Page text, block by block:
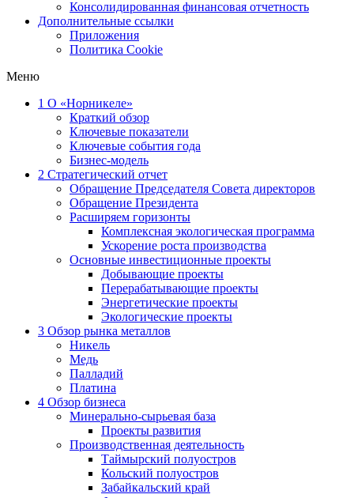
Консолидированная финансовая отчетность
Дополнительные ссылки
Приложения
Политика Cookie
Меню
1 О «Норникеле»
Краткий обзор
Ключевые показатели
Ключевые события года
Бизнес-модель
2 Стратегический отчет
Обращение Председателя Совета директоров
Обращение Президента
Расширяем горизонты
Комплексная экологическая программа
Ускорение роста производства
Основные инвестиционные проекты
Добывающие проекты
Перерабатывающие проекты
Энергетические проекты
Экологические проекты
3 Обзор рынка металлов
Никель
Медь
Палладий
Платина
4 Обзор бизнеса
Минерально-сырьевая база
Проекты развития
Производственная деятельность
Таймырский полуостров
Кольский полуостров
Забайкальский край